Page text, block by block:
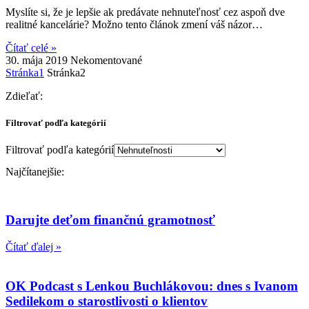
Myslíte si, že je lepšie ak predávate nehnuteľnosť cez aspoň dve
realitné kancelárie? Možno tento článok zmení váš názor…
Čítať celé »
30. mája 2019 Nekomentované
Stránka1 Stránka2
Zdieľať:
Filtrovať podľa kategórií
Filtrovať podľa kategórií
Najčítanejšie:
Darujte deťom finančnú gramotnosť
Čítať ďalej »
OK Podcast s Lenkou Buchlákovou: dnes s Ivanom
Sedilekom o starostlivosti o klientov